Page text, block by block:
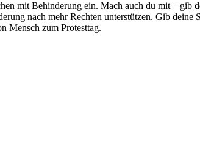
mit Behinderung ein. Mach auch du mit – gib
nach mehr Rechten unterstützen. Gib
Mensch zum Protesttag.